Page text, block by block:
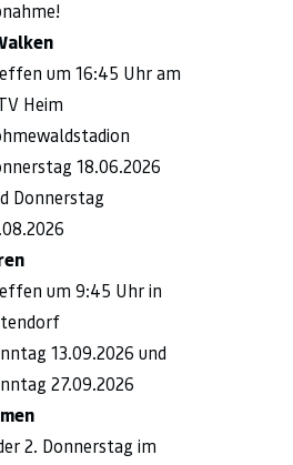
um 16:45 Uhr am
Heim
18.06.2026
Donnerstag
um 9:45 Uhr in
13.09.2026 und
27.09.2026
2. Donnerstag im